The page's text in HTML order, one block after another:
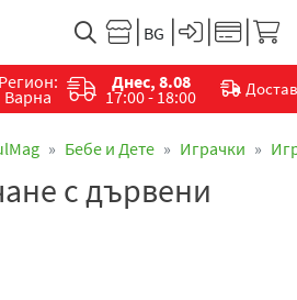
Регион:
Варна
Днес, 8.08
17:00 - 18:00
Бебе и Дете Играчки
с дървени